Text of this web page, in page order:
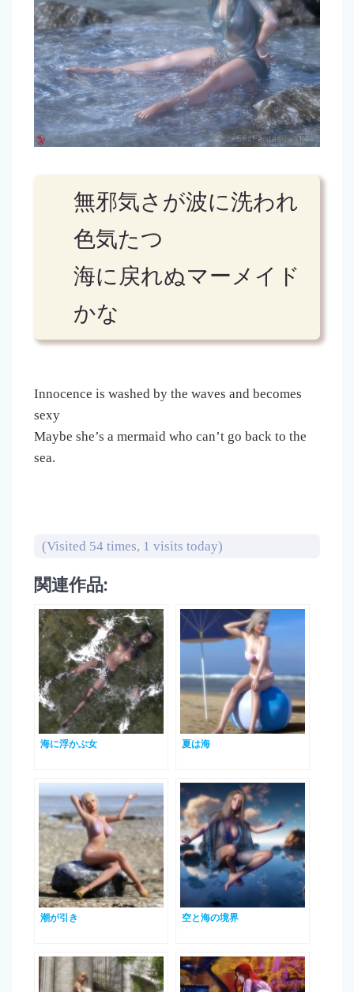
無邪気さが波に洗われ
色気たつ
海に戻れぬマーメイド
かな
Innocence is washed by the waves and becomes
sexy
Maybe she’s a mermaid who can’t go back to the
sea.
(Visited 54 times, 1 visits today)
関連作品:
海に浮かぶ女 夏は海
潮が引き 空と海の境界